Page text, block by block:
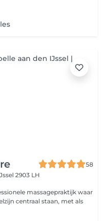
58
2903 LH
massagepraktijk waar
centraal staan, met als